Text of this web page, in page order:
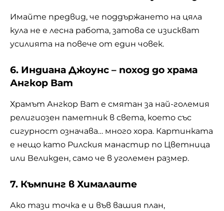
Имайте предвид, че поддържането на цяла
кула не е лесна работа, затова се изискват
усилията на повече от един човек.
6. Индиана Джоунс – поход до храма
Ангкор Ват
Храмът Ангкор Ват е смятан за най-големия
религиозен паметник в света, което със
сигурност означава… много хора. Картинката
е нещо като Рилския манастир по Цветница
или Великден, само че в уголемен размер.
7. Къмпинг в Хималаите
Ако тази точка е и във вашия план,